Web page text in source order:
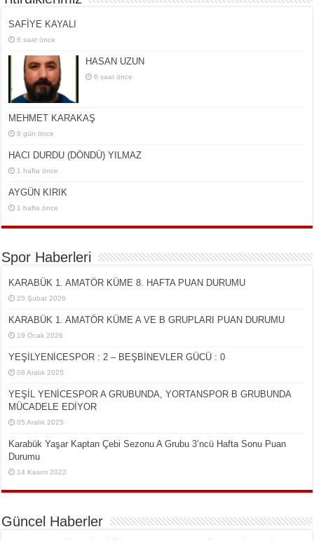
SAFİYE KAYALI
6 saat önce
HASAN UZUN
6 saat önce
MEHMET KARAKAŞ
6 gün önce
HACI DURDU (DÖNDÜ) YILMAZ
1 hafta önce
AYGÜN KIRIK
1 hafta önce
Spor Haberleri
KARABÜK 1. AMATÖR KÜME 8. HAFTA PUAN DURUMU
25 Şubat 2026
KARABÜK 1. AMATÖR KÜME A VE B GRUPLARI PUAN DURUMU
19 Ocak 2026
YEŞİLYENİCESPOR : 2 – BEŞBİNEVLER GÜCÜ : 0
08 Aralık 2025
YEŞİL YENİCESPOR A GRUBUNDA, YORTANSPOR B GRUBUNDA
MÜCADELE EDİYOR
05 Aralık 2025
Karabük Yaşar Kaptan Çebi Sezonu A Grubu 3’ncü Hafta Sonu Puan
Durumu
14 Kasım 2022
Güncel Haberler